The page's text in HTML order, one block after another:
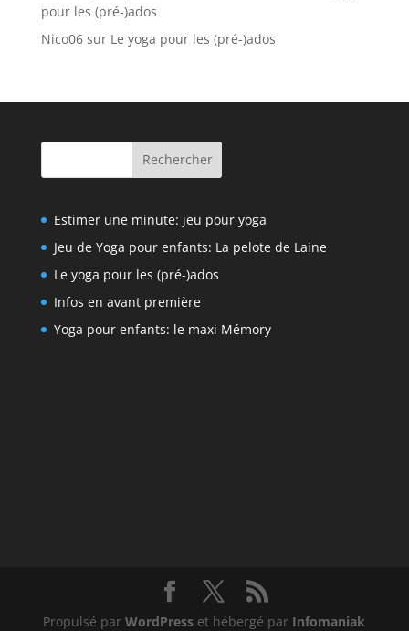
pour les (pré-)ados
Nico06sur Le yoga pour les (pré-)ados
Rechercher
Estimer une minute: jeu pour yoga
Jeu de Yoga pour enfants: La pelote de Laine
Le yoga pour les (pré-)ados
Infos en avant première
Yoga pour enfants: le maxi Mémory
Propulsé parWordPress et hébergé par Infomaniak